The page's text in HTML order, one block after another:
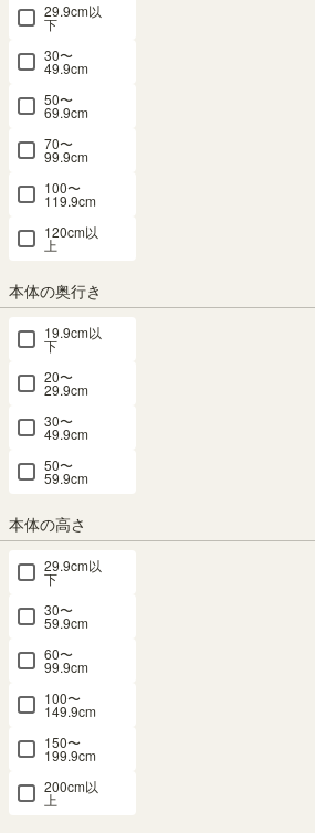
29.9cm以
下
30〜
49.9cm
50〜
69.9cm
70〜
99.9cm
100〜
119.9cm
120cm以
上
本体の奥行き
19.9cm以
下
20〜
29.9cm
30〜
49.9cm
50〜
59.9cm
本体の高さ
29.9cm以
下
30〜
59.9cm
60〜
99.9cm
100〜
149.9cm
150〜
199.9cm
200cm以
上
国産 壁面収納 キャビネッ
180cm ナチュラルブラウ
木よけ 配線穴 耐震ラッチ
ーレリビング POR-1830DNA
幅30.0 × 奥行41.6 × 高さ180.0（cm）
ポルターレリビング
メルマガ or LINE登録で5%OFFクーポン進
→登録はこちらから
壁面収納 10位
¥ 19,800
送料個別
カラー
ナチュラルブラウン
サイズ
横幅：30cm